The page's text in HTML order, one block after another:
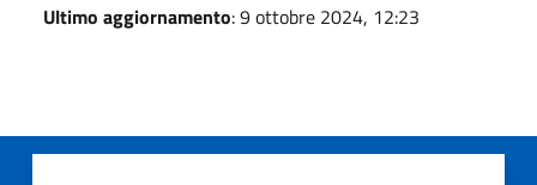
Ultimo aggiornamento: 9 ottobre 2024, 12:23